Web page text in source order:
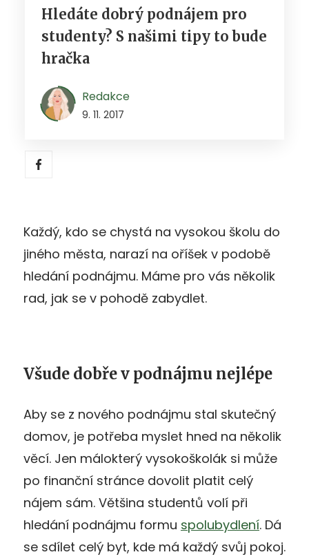
Hledáte dobrý podnájem pro
studenty? S našimi tipy to bude
hračka
Redakce
9. 11. 2017
Každý, kdo se chystá na vysokou školu do
jiného města, narazí na oříšek v podobě
hledání podnájmu. Máme pro vás několik
rad, jak se v pohodě zabydlet.
Všude dobře v podnájmu nejlépe
Aby se z nového podnájmu stal skutečný
domov, je potřeba myslet hned na několik
věcí. Jen málokterý vysokoškolák si může
po finanční stránce dovolit platit celý
nájem sám. Většina studentů volí při
hledání podnájmu formu spolubydlení. Dá
se sdílet celý byt, kde má každý svůj pokoj.